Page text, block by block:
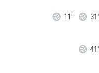
11' 31'
41'